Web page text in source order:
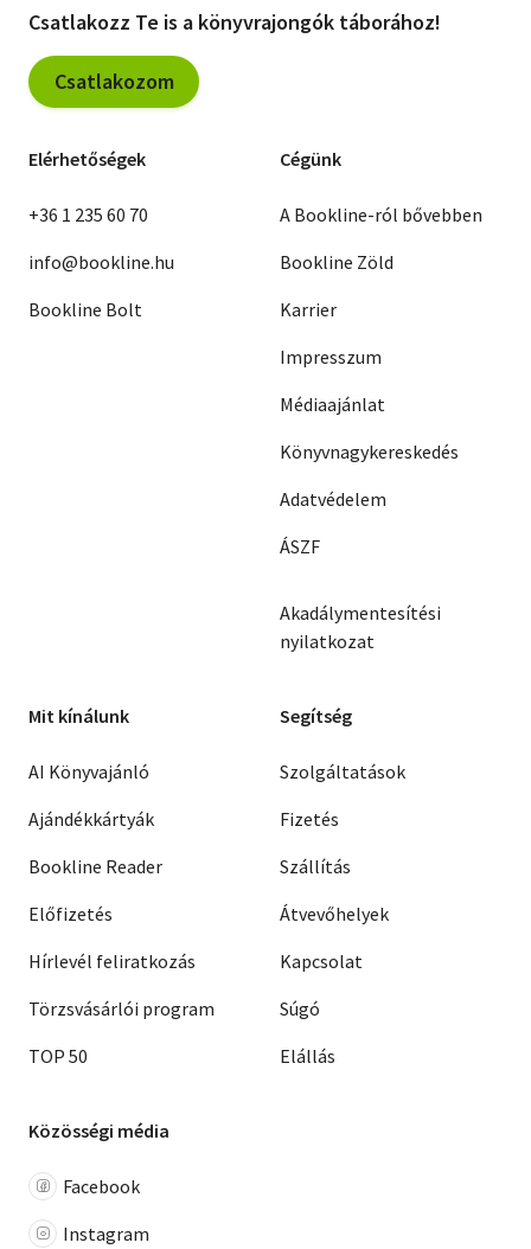
Csatlakozz Te is a könyvrajongók táborához!
Csatlakozom
Elérhetőségek
+36 1 235 60 70
info@bookline.hu
Bookline Bolt
Cégünk
A Bookline-ról bővebben
Bookline Zöld
Karrier
Impresszum
Médiaajánlat
Könyvnagykereskedés
Adatvédelem
ÁSZF
Akadálymentesítési
nyilatkozat
Mit kínálunk
AI Könyvajánló
Ajándékkártyák
Bookline Reader
Előfizetés
Hírlevél feliratkozás
Törzsvásárlói program
TOP 50
Segítség
Szolgáltatások
Fizetés
Szállítás
Átvevőhelyek
Kapcsolat
Súgó
Elállás
Közösségi média
Facebook
Instagram